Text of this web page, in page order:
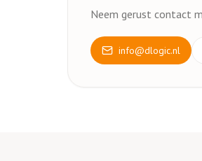
Neem gerust contact
info@dlogic.nl